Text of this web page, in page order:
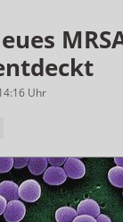
Uhr